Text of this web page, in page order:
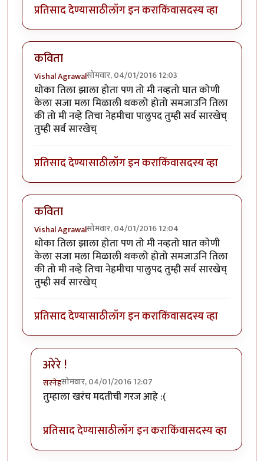
प्रतिसाद देण्यासाठीलॉग इन कराकिंवासदस्य व्हा
कविता
Vishal Agrawalसोमवार, 04/01/2016 12:03
धोका तिला झाला होता पण तो मी नव्हतो घात कोणी
केला सजा मला मिळाली थकलो होतो समजाउनि तिला
की तो मी नव्हे तिचा नेहमीचा पालुपद तुम्ही सर्व सारखेच्
तुम्ही सर्व सारखेच्
प्रतिसाद देण्यासाठीलॉग इन कराकिंवासदस्य व्हा
कविता
Vishal Agrawalसोमवार, 04/01/2016 12:04
धोका तिला झाला होता पण तो मी नव्हतो घात कोणी
केला सजा मला मिळाली थकलो होतो समजाउनि तिला
की तो मी नव्हे तिचा नेहमीचा पालुपद तुम्ही सर्व सारखेच्
तुम्ही सर्व सारखेच्
प्रतिसाद देण्यासाठीलॉग इन कराकिंवासदस्य व्हा
अरेरे !
सस्नेहसोमवार, 04/01/2016 12:07
In reply toकविताbyVishal Agrawal
तुम्हाला खरंच मदतीची गरज आहे :(
प्रतिसाद देण्यासाठीलॉग इन कराकिंवासदस्य व्हा